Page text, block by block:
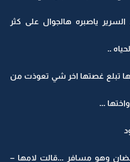
ياصبره هالجوال على كثر
..
تبلع غصتها اخر شي تعوذت من
...
وهو مسافر ...قالت لامها –